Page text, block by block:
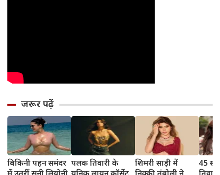
जरूर पढ़ें
बिकिनी पहन समंदर पलक तिवारी के
शिमरी साड़ी में
45